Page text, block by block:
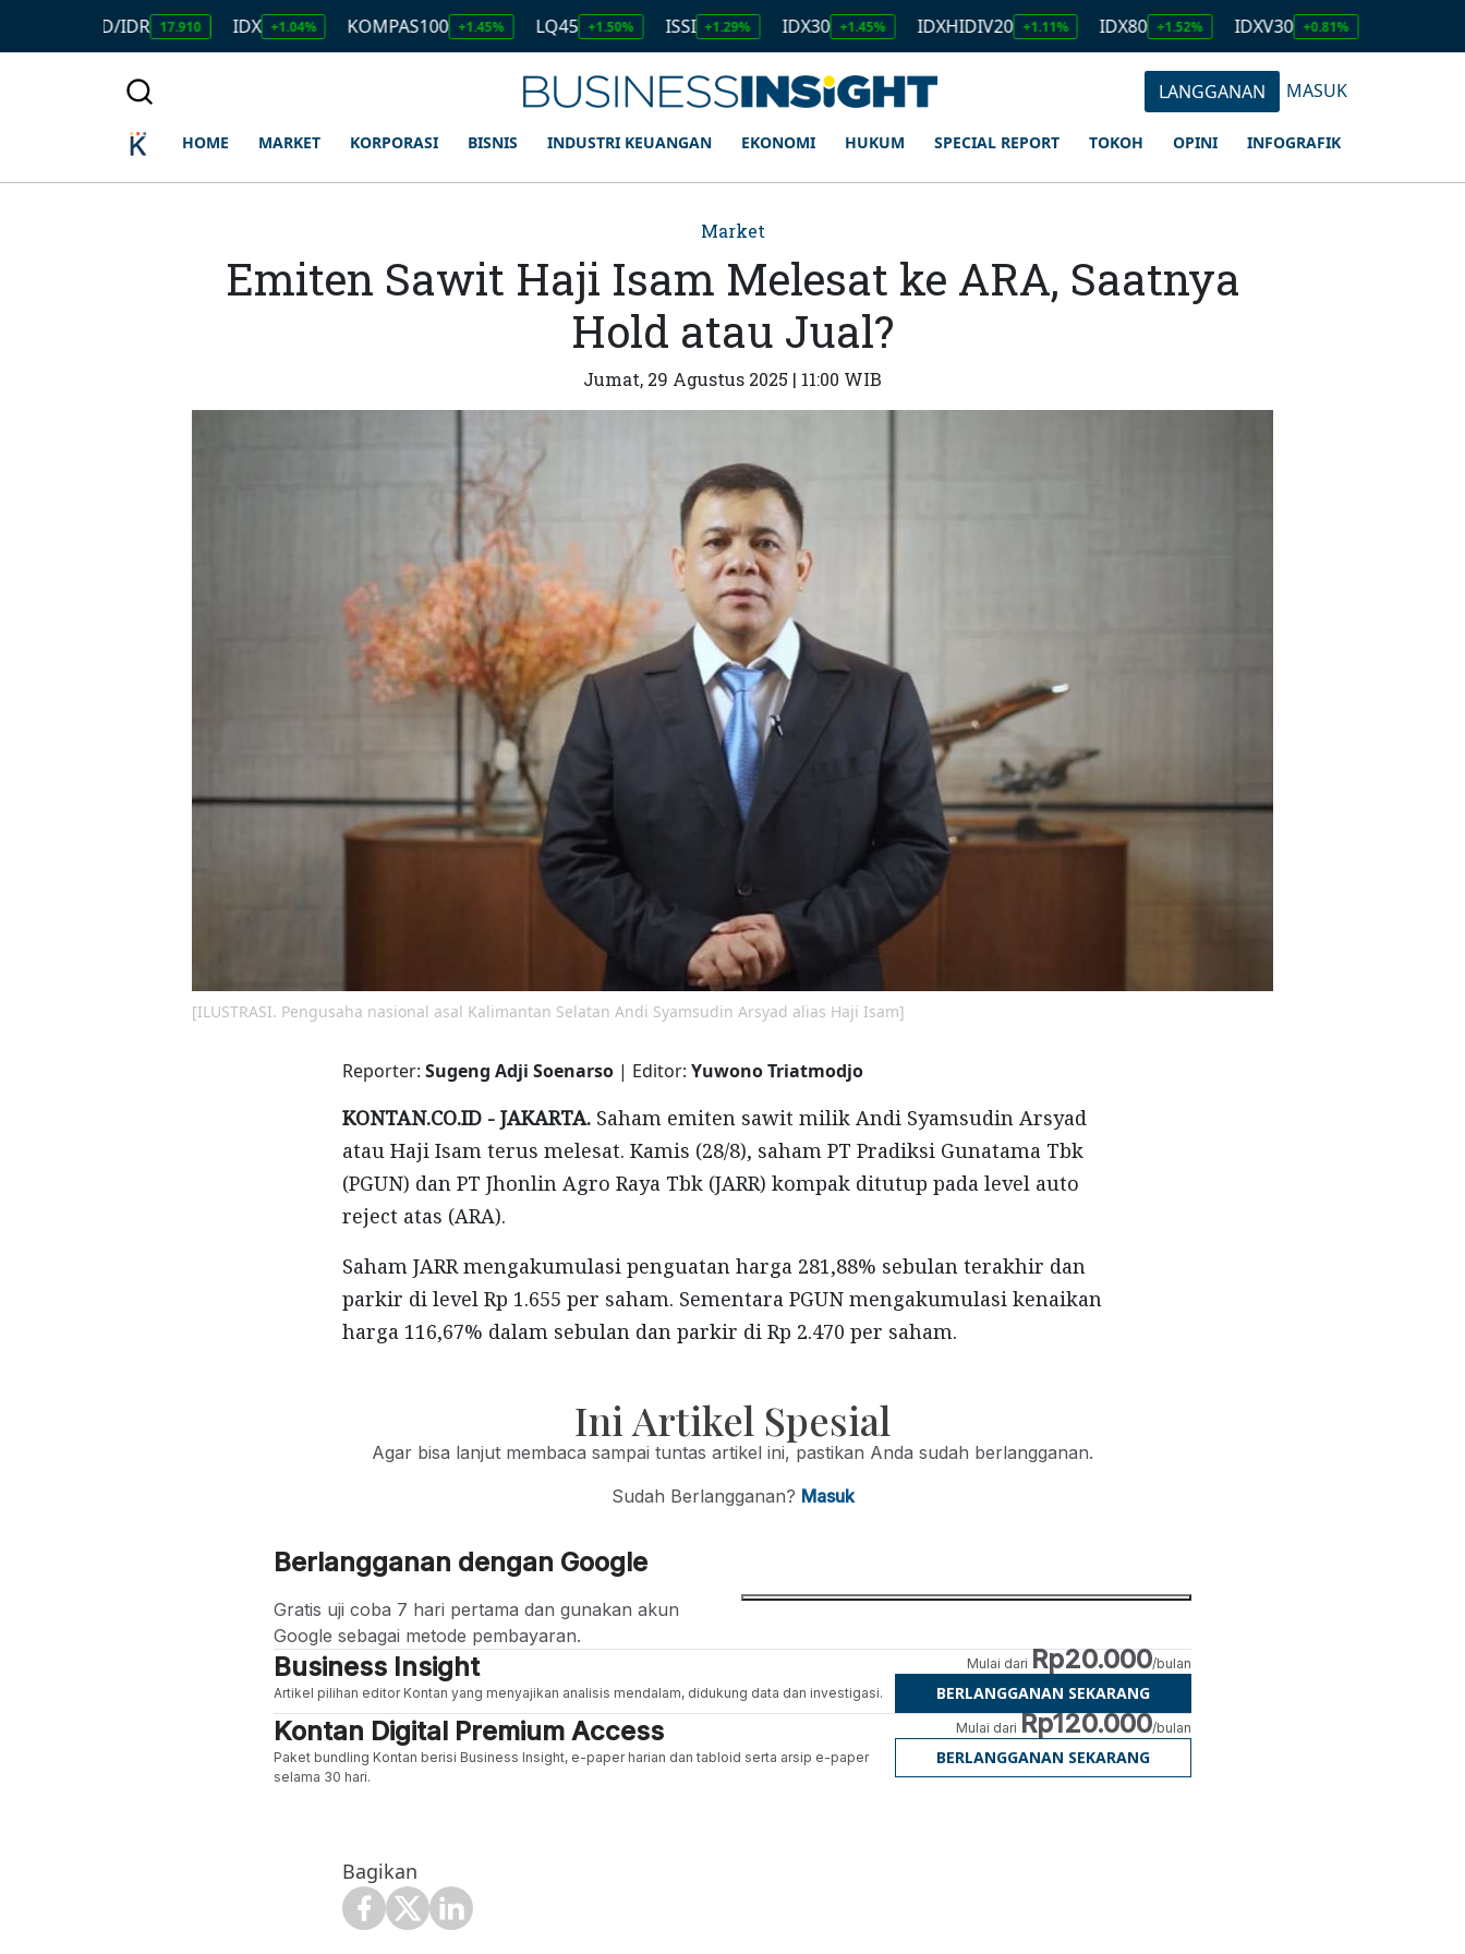
17.910 IDX +1.04% KOMPAS100 +1.45% LQ45 +1.50% ISSI +1.29% IDX30 +1.45% IDXHIDIV20 +1.11% IDX80 +1.52% IDXV30 +0.81% IDXQ30
LANGGANAN MASUK
HOME MARKET KORPORASI BISNIS INDUSTRI KEUANGAN EKONOMI HUKUM SPECIAL REPORT TOKOH OPINI INFOGRAFIK
Market
Emiten Sawit Haji Isam Melesat ke ARA, Saatnya
Hold atau Jual?
Jumat, 29 Agustus 2025 | 11:00 WIB
[ILUSTRASI. Pengusaha nasional asal Kalimantan Selatan Andi Syamsudin Arsyad alias Haji Isam]
Reporter: Sugeng Adji Soenarso | Editor: Yuwono Triatmodjo
KONTAN.CO.ID - JAKARTA. Saham emiten sawit milik Andi Syamsudin Arsyad
atau Haji Isam terus melesat. Kamis (28/8), saham PT Pradiksi Gunatama Tbk
(PGUN) dan PT Jhonlin Agro Raya Tbk (JARR) kompak ditutup pada level auto
reject atas (ARA).
Saham JARR mengakumulasi penguatan harga 281,88% sebulan terakhir dan
parkir di level Rp 1.655 per saham. Sementara PGUN mengakumulasi kenaikan
harga 116,67% dalam sebulan dan parkir di Rp 2.470 per saham.
Ini Artikel Spesial
Agar bisa lanjut membaca sampai tuntas artikel ini, pastikan Anda sudah berlangganan.
Sudah Berlangganan? Masuk
Berlangganan dengan Google
Gratis uji coba 7 hari pertama dan gunakan akun
Google sebagai metode pembayaran.
Business Insight
Artikel pilihan editor Kontan yang menyajikan analisis mendalam, didukung data dan investigasi.
Mulai dari Rp20.000/bulan
BERLANGGANAN SEKARANG
Kontan Digital Premium Access
Paket bundling Kontan berisi Business Insight, e-paper harian dan tabloid serta arsip e-paper
selama 30 hari.
Mulai dari Rp120.000/bulan
BERLANGGANAN SEKARANG
Bagikan